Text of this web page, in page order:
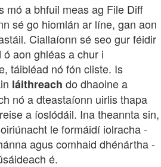
mó a bhfuil meas ag File Diff
sé go hiomlán ar líne, gan aon
Ciallaíonn sé seo gur féidir
aon ghléas a chur i
táibléad nó fón cliste. Is
láithreach do dhaoine a
nó a dteastaíonn uirlis thapa
a íoslódáil. Ina theannta sin,
le formáidí iolracha -
agus comhaid dhénártha -
é.